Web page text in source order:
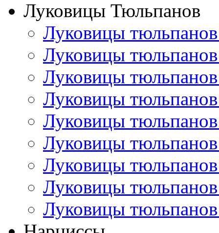
Луковицы Тюльпанов
Луковицы
Луковицы
Луковицы
Луковицы
Луковицы
Луковицы
Луковицы
Луковицы
Луковицы